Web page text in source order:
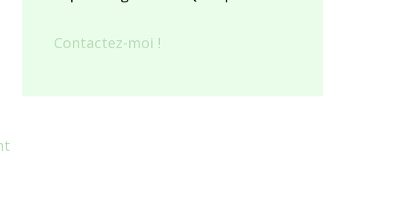
Contactez-moi !